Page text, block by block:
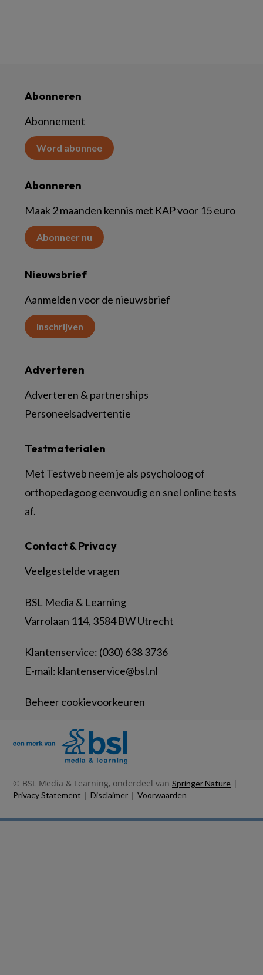
Abonneren
Abonnement
Word abonnee
Abonneren
Maak 2 maanden kennis met KAP voor 15 euro
Abonneer nu
Nieuwsbrief
Aanmelden voor de nieuwsbrief
Inschrijven
Contact & Privacy
Veelgestelde vragen
BSL Media & Learning
Varrolaan 114, 3584 BW Utrecht
Klantenservice: (030) 638 3736
E-mail: klantenservice@bsl.nl
Beheer cookievoorkeuren
Testmaterialen
Met Testweb neem je als psycholoog of
orthopedagoog eenvoudig en snel online tests
af.
Adverteren
Adverteren & partnerships
Personeelsadvertentie
© BSL Media & Learning, onderdeel van Springer Nature |
Privacy Statement | Disclaimer | Voorwaarden